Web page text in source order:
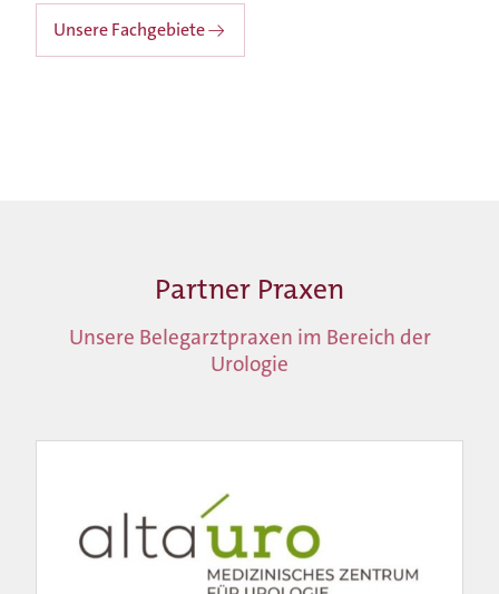
Unsere Fachgebiete
Partner Praxen
Unsere Belegarztpraxen im Bereich der
Urologie